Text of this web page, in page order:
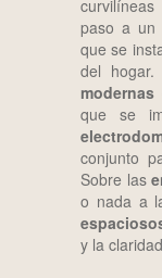
paso a un
que se
del
modernas
que se
conjunto
Sobre las
o nada a
y la